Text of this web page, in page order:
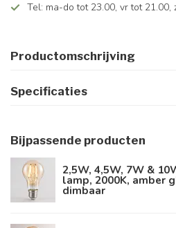
Tel: ma-do tot 23.00, vr tot 21.00,
Productomschrijving
Specificaties
Bijpassende producten
2,5W, 4,5W, 7W &
lamp, 2000K, amber
dimbaar